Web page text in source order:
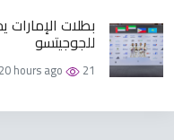
للجوجيتسو
20 hours ago 21